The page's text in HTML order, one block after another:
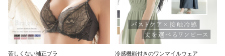
苦しくない補正ブラ 冷感機能付きのワンマイルウェア